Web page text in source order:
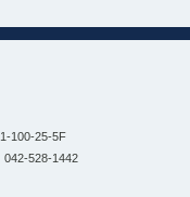
100-25-5F
042-528-1442